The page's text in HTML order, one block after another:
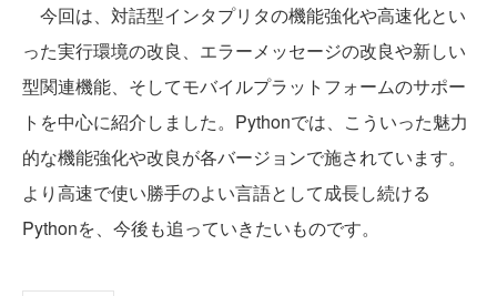
今回は、対話型インタプリタの機能強化や高速化とい
った実行環境の改良、エラーメッセージの改良や新しい
型関連機能、そしてモバイルプラットフォームのサポー
トを中心に紹介しました。Pythonでは、こういった魅力
的な機能強化や改良が各バージョンで施されています。
より高速で使い勝手のよい言語として成長し続ける
Pythonを、今後も追っていきたいものです。